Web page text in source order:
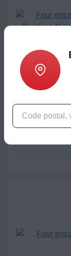
Four Pyrolyse
Four encastrable
899€